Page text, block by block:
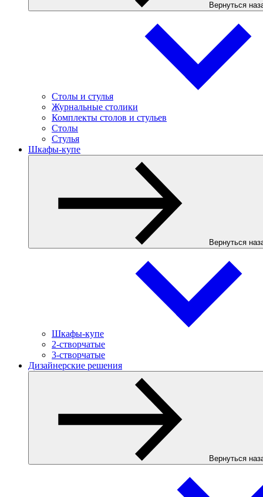
Вернуться
Столы и стулья
Журнальные столики
Комплекты столов и стульев
Столы
Стулья
Шкафы-купе
Вернуться
Шкафы-купе
2-створчатые
3-створчатые
Дизайнерские решения
Вернуться